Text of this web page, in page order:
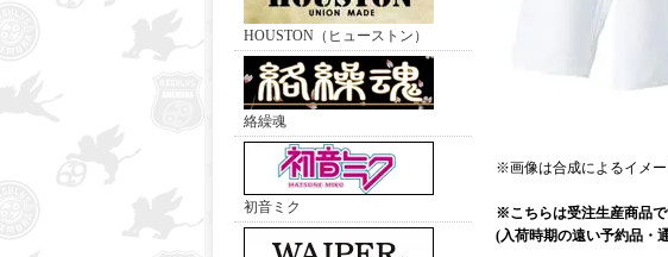
HOUSTON（ヒューストン）
絡繰魂
初音ミク
※画像は合成によるイメ
※こちらは受注生産商品で
(入荷時期の遠い予約品・